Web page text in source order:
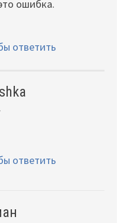
ошибка.
ответить
ответить